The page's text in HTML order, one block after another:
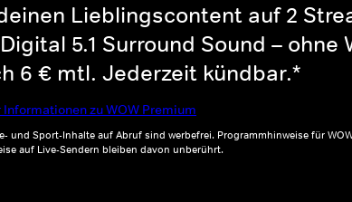
Lieblingscontent auf 2
5.1 Surround Sound –
6 € mtl. Jederzeit kündbar.*
Informationen zu WOW Premium
und Sport-Inhalte auf Abruf sind werbefrei. Programmhinweise für
auf Live-Sendern bleiben davon unberührt.